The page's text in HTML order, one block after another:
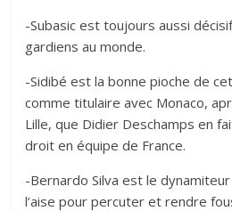
-Subasic est toujours aussi
gardiens au monde.
-Sidibé est la bonne pioche de
comme titulaire avec Monaco,
Lille, que Didier Deschamps en
droit en équipe de France.
-Bernardo Silva est le
l’aise pour percuter et rendre